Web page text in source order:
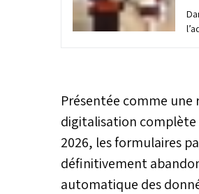
et
Présentée comme
digitalisation complète
2026, les formulaires
définitivement
automatique des